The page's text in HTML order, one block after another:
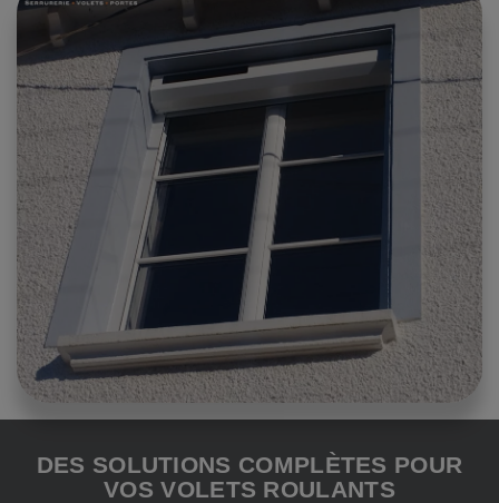
DES SOLUTIONS COMPLÈTES POUR
VOS VOLETS ROULANTS